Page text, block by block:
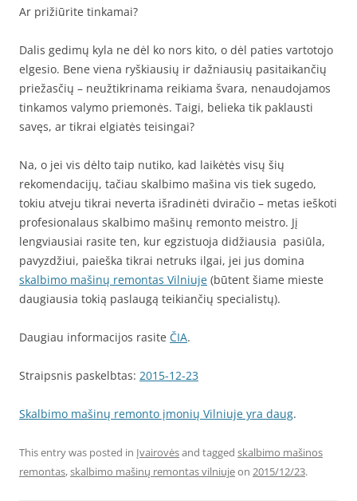
Ar prižiūrite tinkamai?
Dalis gedimų kyla ne dėl ko nors kito, o dėl paties vartotojo
elgesio. Bene viena ryškiausių ir dažniausių pasitaikančių
priežasčių – neužtikrinama reikiama švara, nenaudojamos
tinkamos valymo priemonės. Taigi, belieka tik paklausti
savęs, ar tikrai elgiatės teisingai?
Na, o jei vis dėlto taip nutiko, kad laikėtės visų šių
rekomendacijų, tačiau skalbimo mašina vis tiek sugedo,
tokiu atveju tikrai neverta išradinėti dviračio – metas ieškoti
profesionalaus skalbimo mašinų remonto meistro. Jį
lengviausiai rasite ten, kur egzistuoja didžiausia pasiūla,
pavyzdžiui, paieška tikrai netruks ilgai, jei jus domina
skalbimo mašinų remontas Vilniuje (būtent šiame mieste
daugiausia tokią paslaugą teikiančių specialistų).
Daugiau informacijos rasite ČIA.
Straipsnis paskelbtas: 2015-12-23
Skalbimo mašinų remonto įmonių Vilniuje yra daug.
This entry was posted in Įvairovėsand tagged skalbimo mašinos
remontas,skalbimo mašinų remontas vilniujeon 2015/12/23.